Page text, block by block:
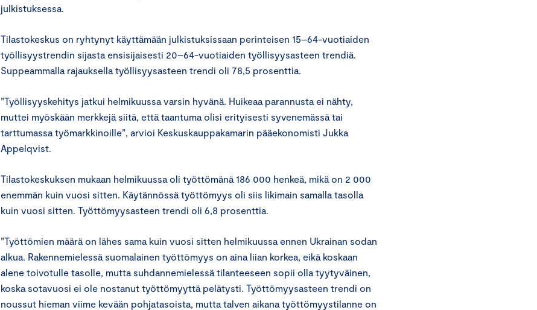
julkistuksessa.
Tilastokeskus on ryhtynyt käyttämään julkistuksissaan perinteisen 15–64-vuotiaiden
työllisyystrendin sijasta ensisijaisesti 20–64-vuotiaiden työllisyysasteen trendiä.
Suppeammalla rajauksella työllisyysasteen trendi oli 78,5 prosenttia.
”Työllisyyskehitys jatkui helmikuussa varsin hyvänä. Huikeaa parannusta ei nähty,
muttei myöskään merkkejä siitä, että taantuma olisi erityisesti syvenemässä tai
tarttumassa työmarkkinoille”, arvioi Keskuskauppakamarin pääekonomisti Jukka
Appelqvist.
Tilastokeskuksen mukaan helmikuussa oli työttömänä 186 000 henkeä, mikä on 2 000
enemmän kuin vuosi sitten. Käytännössä työttömyys oli siis likimain samalla tasolla
kuin vuosi sitten. Työttömyysasteen trendi oli 6,8 prosenttia.
”Työttömien määrä on lähes sama kuin vuosi sitten helmikuussa ennen Ukrainan sodan
alkua. Rakennemielessä suomalainen työttömyys on aina liian korkea, eikä koskaan
alene toivotulle tasolle, mutta suhdannemielessä tilanteeseen sopii olla tyytyväinen,
koska sotavuosi ei ole nostanut työttömyyttä pelätysti. Työttömyysasteen trendi on
noussut hieman viime kevään pohjatasoista, mutta talven aikana työttömyystilanne on